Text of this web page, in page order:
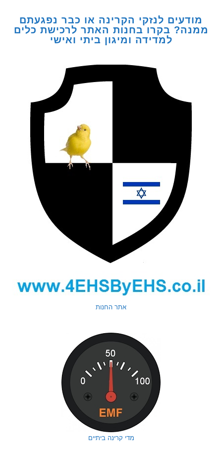
לנזקי הקרינה או כבר נפגעתם
בקרו בחנות האתר לרכישת כלים
למדידה ומיגון ביתי ואישי
אתר החנות
מדי קרינה ביתיים